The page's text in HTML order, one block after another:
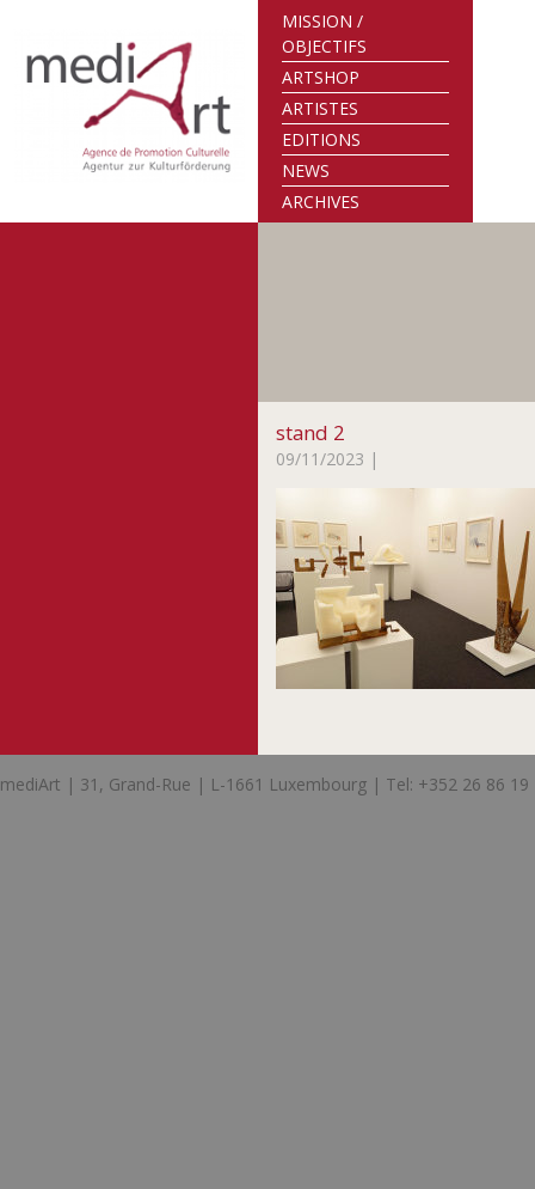
MISSION /
OBJECTIFS
ARTSHOP
ARTISTES
EDITIONS
NEWS
ARCHIVES
stand 2
09/11/2023 |
mediArt | 31, Grand-Rue | L-1661 Luxembourg | Tel: +352 26 86